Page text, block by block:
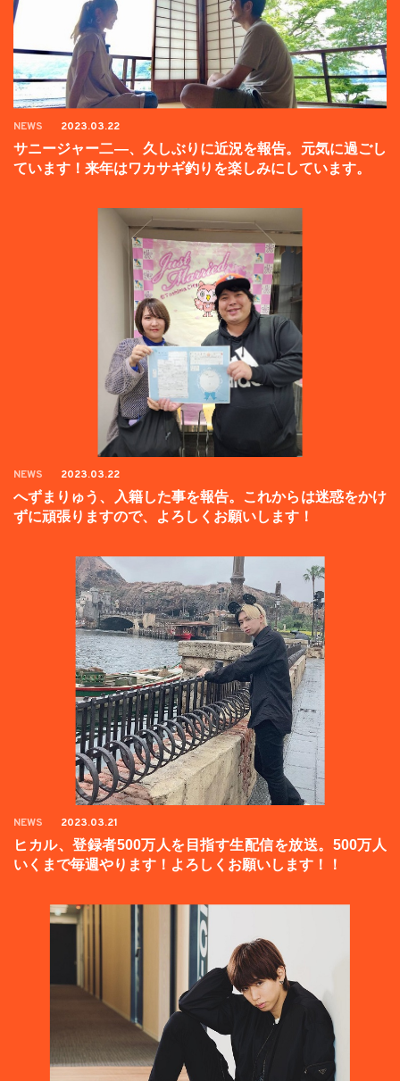
NEWS 2023.03.22
サニージャー二―、久しぶりに近況を報告。元気に過ごし
ています！来年はワカサギ釣りを楽しみにしています。
NEWS 2023.03.22
へずまりゅう、入籍した事を報告。これからは迷惑をかけ
ずに頑張りますので、よろしくお願いします！
NEWS 2023.03.21
ヒカル、登録者500万人を目指す生配信を放送。500万人
いくまで毎週やります！よろしくお願いします！！